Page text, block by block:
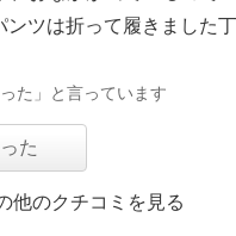
ンツは折って履きました
た」と言っています
た
他のクチコミを見る